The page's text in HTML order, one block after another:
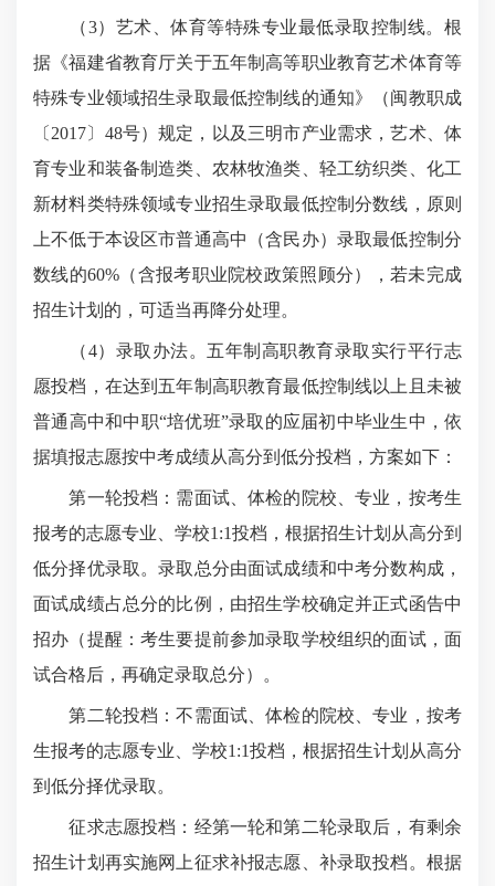
（3）艺术、体育等特殊专业最低录取控制线。根
据《福建省教育厅关于五年制高等职业教育艺术体育等
特殊专业领域招生录取最低控制线的通知》（闽教职成
〔2017〕48号）规定，以及三明市产业需求，艺术、体
育专业和装备制造类、农林牧渔类、轻工纺织类、化工
新材料类特殊领域专业招生录取最低控制分数线，原则
上不低于本设区市普通高中（含民办）录取最低控制分
数线的60%（含报考职业院校政策照顾分），若未完成
招生计划的，可适当再降分处理。
（4）录取办法。五年制高职教育录取实行平行志
愿投档，在达到五年制高职教育最低控制线以上且未被
普通高中和中职“培优班”录取的应届初中毕业生中，依
据填报志愿按中考成绩从高分到低分投档，方案如下：
第一轮投档：需面试、体检的院校、专业，按考生
报考的志愿专业、学校1:1投档，根据招生计划从高分到
低分择优录取。录取总分由面试成绩和中考分数构成，
面试成绩占总分的比例，由招生学校确定并正式函告中
招办（提醒：考生要提前参加录取学校组织的面试，面
试合格后，再确定录取总分）。
第二轮投档：不需面试、体检的院校、专业，按考
生报考的志愿专业、学校1:1投档，根据招生计划从高分
到低分择优录取。
征求志愿投档：经第一轮和第二轮录取后，有剩余
招生计划再实施网上征求补报志愿、补录取投档。根据